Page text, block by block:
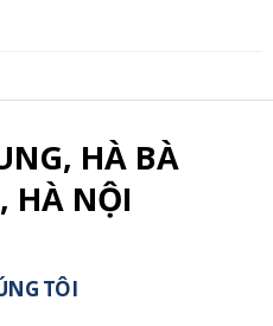
HÀ BÀ
HÀ NỘI
TÔI